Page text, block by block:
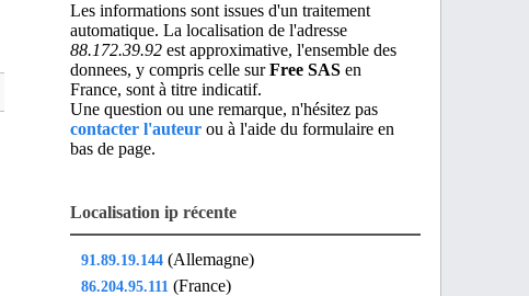
Les informations sont issues d'un traitement
automatique. La localisation de l'adresse
88.172.39.92 est approximative, l'ensemble des
donnees, y compris celle surFree SAS en
France, sont à titre indicatif.
Une question ou une remarque, n'hésitez pas
contacter l'auteur ou à l'aide du formulaire en
bas de page.
Localisation ip récente
91.89.19.144 (Allemagne)
86.204.95.111 (France)